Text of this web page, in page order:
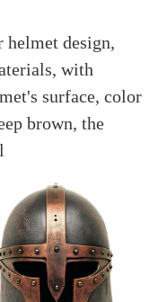
design,
with
surface, color
brown, the